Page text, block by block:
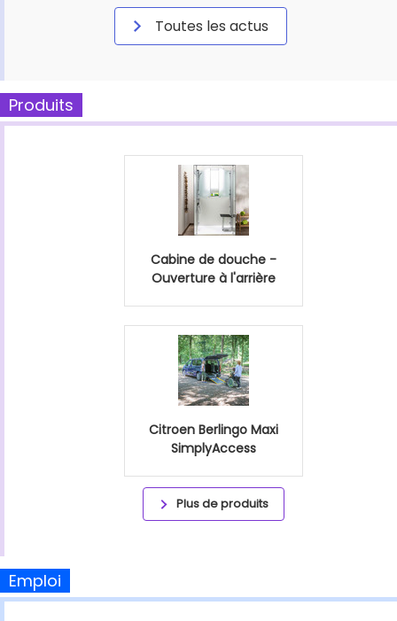
Toutes les actus
Produits
Cabine de douche -
Ouverture à l'arrière
Citroen Berlingo Maxi
SimplyAccess
Plus de produits
Emploi